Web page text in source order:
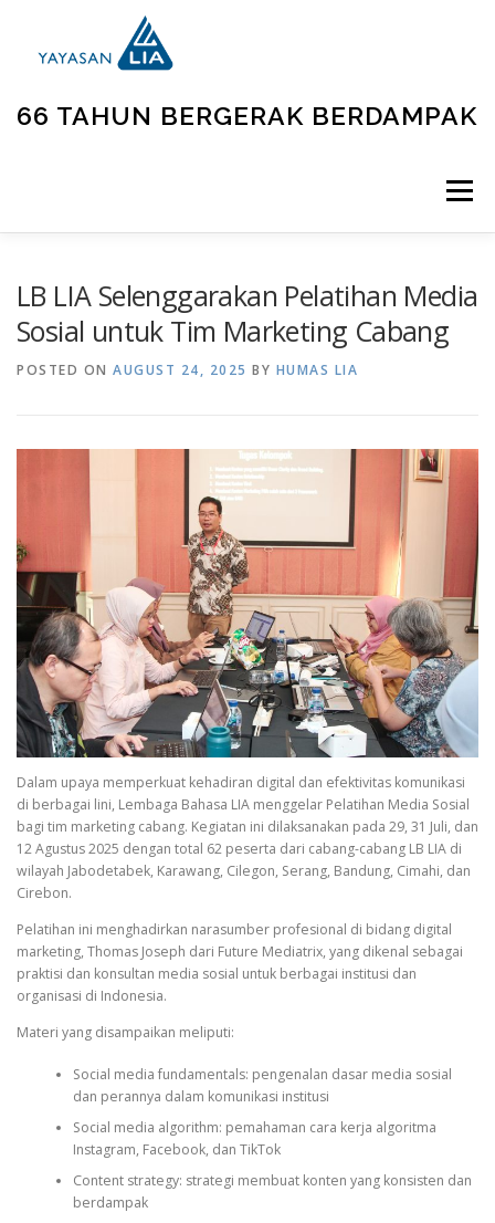
66 TAHUN BERGERAK BERDAMPAK
Menu
LB LIA Selenggarakan Pelatihan Media
Sosial untuk Tim Marketing Cabang
POSTED ON AUGUST 24, 2025 BY HUMAS LIA
Dalam upaya memperkuat kehadiran digital dan efektivitas komunikasi
di berbagai lini, Lembaga Bahasa LIA menggelar Pelatihan Media Sosial
bagi tim marketing cabang. Kegiatan ini dilaksanakan pada 29, 31 Juli, dan
12 Agustus 2025 dengan total 62 peserta dari cabang-cabang LB LIA di
wilayah Jabodetabek, Karawang, Cilegon, Serang, Bandung, Cimahi, dan
Cirebon.
Pelatihan ini menghadirkan narasumber profesional di bidang digital
marketing, Thomas Joseph dari Future Mediatrix, yang dikenal sebagai
praktisi dan konsultan media sosial untuk berbagai institusi dan
organisasi di Indonesia.
Materi yang disampaikan meliputi:
Social media fundamentals: pengenalan dasar media sosial
dan perannya dalam komunikasi institusi
Social media algorithm: pemahaman cara kerja algoritma
Instagram, Facebook, dan TikTok
Content strategy: strategi membuat konten yang konsisten dan
berdampak